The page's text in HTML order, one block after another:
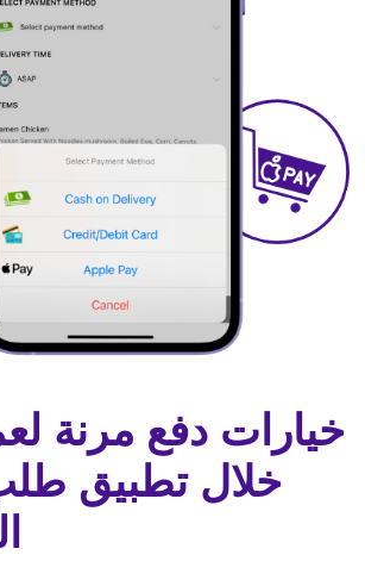
خيارات دفع مرنة
خلال تطبيق